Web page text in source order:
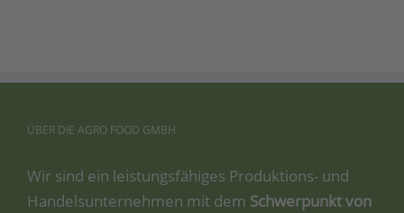
ÜBER DIE AGRO FOOD GMBH
Wir sind ein leis­tungs­fä­hi­ges Pro­duk­ti­ons- und
Han­dels­un­ter­neh­men mit dem Schwer­punkt von